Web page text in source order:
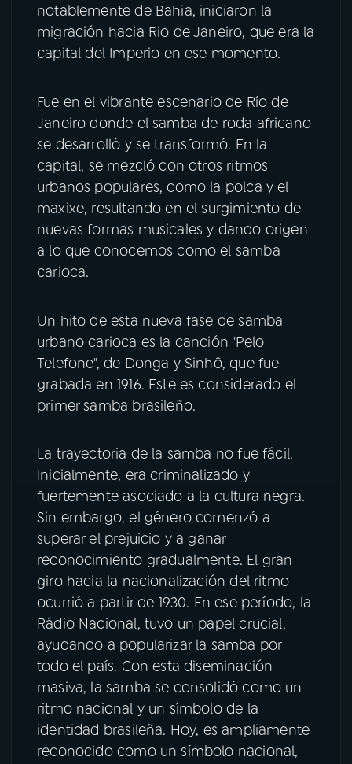
notablemente de Bahia, iniciaron la
migración hacia Rio de Janeiro, que era la
capital del Imperio en ese momento.
Fue en el vibrante escenario de Río de
Janeiro donde el samba de roda africano
se desarrolló y se transformó. En la
capital, se mezcló con otros ritmos
urbanos populares, como la polca y el
maxixe, resultando en el surgimiento de
nuevas formas musicales y dando origen
a lo que conocemos como el samba
carioca.
Un hito de esta nueva fase de samba
urbano carioca es la canción "Pelo
Telefone", de Donga y Sinhô, que fue
grabada en 1916. Este es considerado el
primer samba brasileño.
La trayectoria de la samba no fue fácil.
Inicialmente, era criminalizado y
fuertemente asociado a la cultura negra.
Sin embargo, el género comenzó a
superar el prejuicio y a ganar
reconocimiento gradualmente. El gran
giro hacia la nacionalización del ritmo
ocurrió a partir de 1930. En ese período, la
Rádio Nacional, tuvo un papel crucial,
ayudando a popularizar la samba por
todo el país. Con esta diseminación
masiva, la samba se consolidó como un
ritmo nacional y un símbolo de la
identidad brasileña. Hoy, es ampliamente
reconocido como un símbolo nacional,